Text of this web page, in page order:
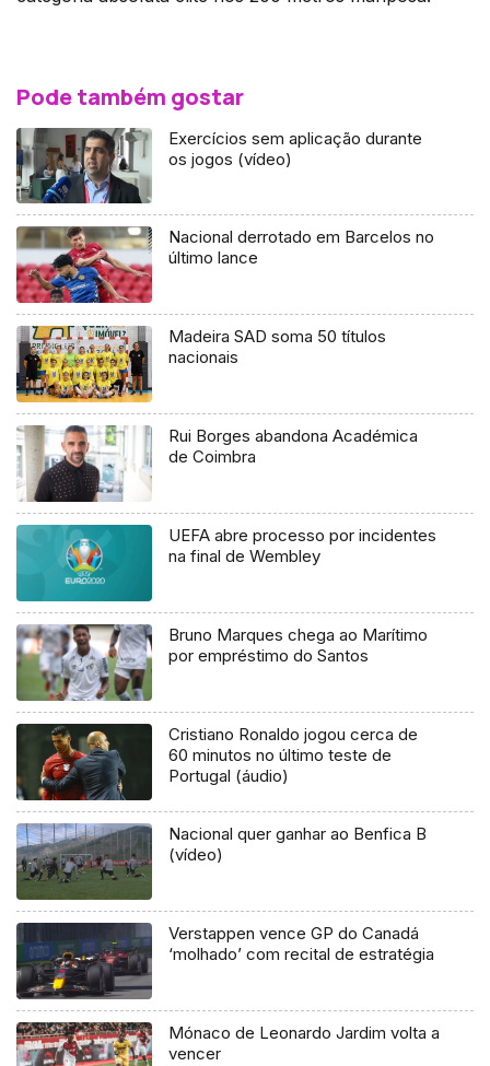
Pode também gostar
Exercícios sem aplicação durante
os jogos (vídeo)
Nacional derrotado em Barcelos no
último lance
Madeira SAD soma 50 títulos
nacionais
Rui Borges abandona Académica
de Coimbra
UEFA abre processo por incidentes
na final de Wembley
Bruno Marques chega ao Marítimo
por empréstimo do Santos
Cristiano Ronaldo jogou cerca de
60 minutos no último teste de
Portugal (áudio)
Nacional quer ganhar ao Benfica B
(vídeo)
Verstappen vence GP do Canadá
‘molhado’ com recital de estratégia
Mónaco de Leonardo Jardim volta a
vencer